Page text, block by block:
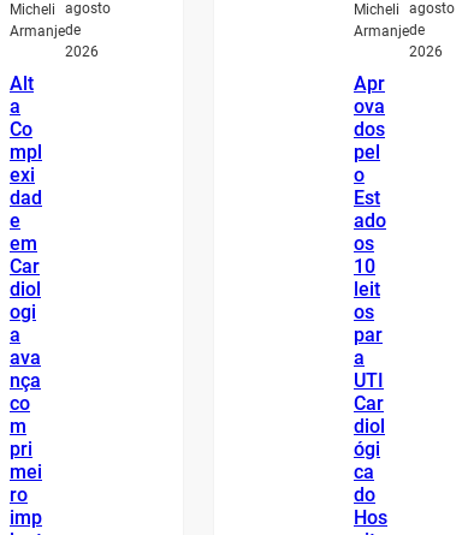
Micheli
Armanje
agosto
de
2026
Alt
a
Co
mpl
exi
dad
e
em
Car
diol
ogi
a
ava
nça
co
m
pri
mei
ro
imp
Micheli
Armanje
agosto
de
2026
Apr
ova
dos
pel
o
Est
ado
os
10
leit
os
par
a
UTI
Car
diol
ógi
ca
do
Hos